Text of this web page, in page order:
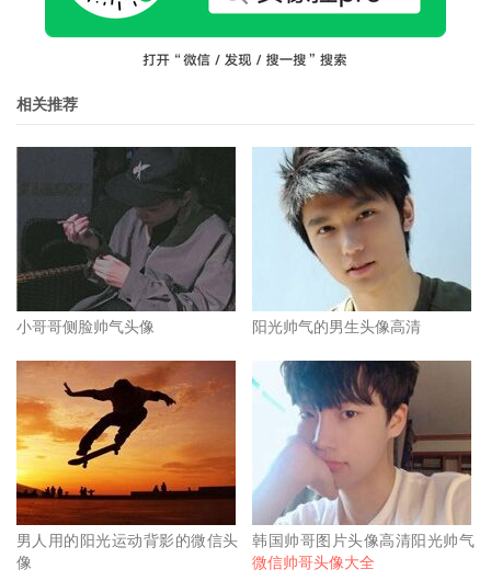
相关推荐
小哥哥侧脸帅气头像 阳光帅气的男生头像高清
男人用的阳光运动背影的微信头
像
韩国帅哥图片头像高清阳光帅气
微信帅哥头像大全